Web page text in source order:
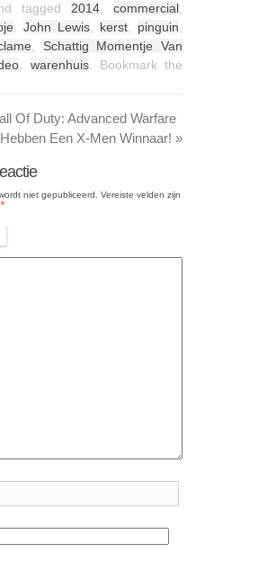
tagged 2014 commercial
John Lewis kerst pinguin
Schattig Momentje Van
warenhuis. Bookmark the
Of Duty: Advanced Warfare
Een X-Men Winnaar! »
niet gepubliceerd.
Vereiste velden zijn
*